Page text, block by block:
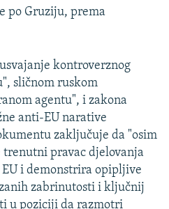
po Gruziju, prema
kontroverznog
sličnom ruskom
agentu", i zakona
anti-EU narative
zaključuje da "osim
pravac djelovanja
i demonstrira opipljive
zabrinutosti i ključnij
u poziciji da razmotri